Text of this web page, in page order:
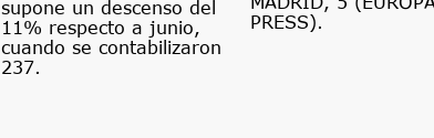
supone un descenso del
11% respecto a junio,
cuando se contabilizaron
237.
PRESS).